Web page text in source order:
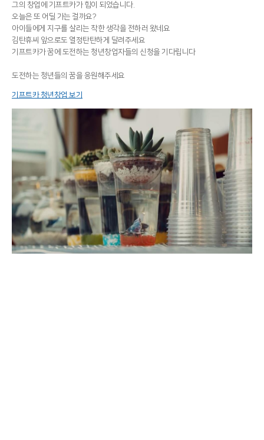
그의 창업에 기프트카가 힘이 되었습니다.
오늘은 또 어딜 가는 걸까요?
아이들에게 지구를 살리는 착한 생각을 전하러 왔네요
김탄휴씨 앞으로도 열정탄탄하게 달려주세요
기프트카가 꿈에 도전하는 청년창업자들의 신청을 기다립니다
도전하는 청년들의 꿈을 응원해주세요
기프트카 청년창업 보기